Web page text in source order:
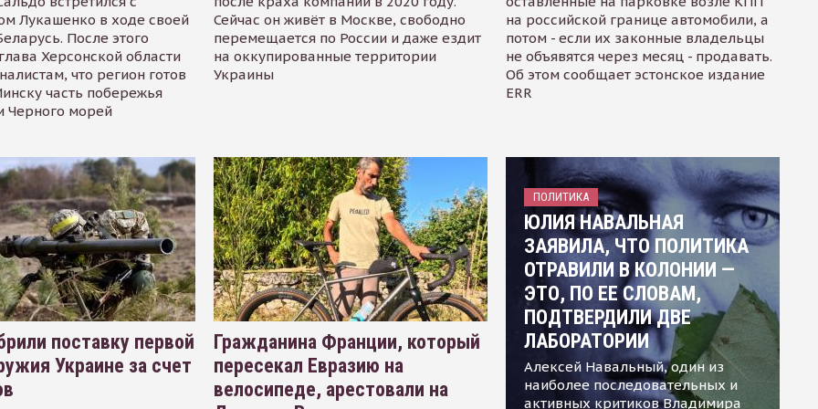
Лукашенко в ходе своей
После этого
Херсонской области
что регион готов
часть побережья
Черного морей
Сейчас он живёт в Москве, свободно
перемещается по России и даже ездит
на оккупированные территории
Украины
на российской границе автомобили, а
потом - если их законные владельцы
не объявятся через месяц - продавать.
Об этом сообщает эстонское издание
ERR
поставку первой
Украине за счет
Гражданина Франции, который
пересекал Евразию на
велосипеде, арестовали на
ПОЛИТИКА
ЮЛИЯ НАВАЛЬНАЯ
ЗАЯВИЛА, ЧТО ПОЛИТИКА
ОТРАВИЛИ В КОЛОНИИ —
ЭТО, ПО ЕЕ СЛОВАМ,
ПОДТВЕРДИЛИ ДВЕ
ЛАБОРАТОРИИ
Алексей Навальный, один из
наиболее последовательных и
активных критиков Владимира